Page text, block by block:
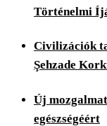
Történelmi
Civilizációk
Şehzade
Új
egészségéért